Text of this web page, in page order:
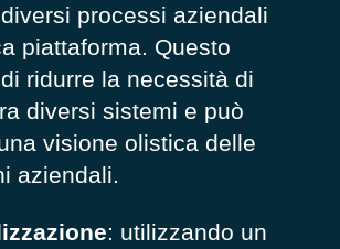
processi aziendali
piattaforma. Questo
ridurre la necessità di
diversi sistemi e può
visione olistica delle
aziendali.
: utilizzando un